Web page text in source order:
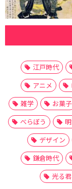
江戸時代
アニメ
雑学
お菓子
べらぼう
デザイン
鎌倉時代
光る